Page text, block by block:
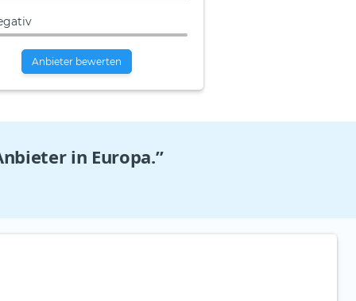
Anbieter bewerten
in Europa.”